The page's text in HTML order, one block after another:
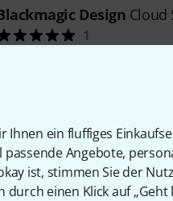
Ihnen ein fluffiges
passende Angebote,
ist, stimmen Sie der
einen Klick auf „Geht
Design Cloud
1
1G-Ethernet-Ports: 1x
Sofort lieferbar